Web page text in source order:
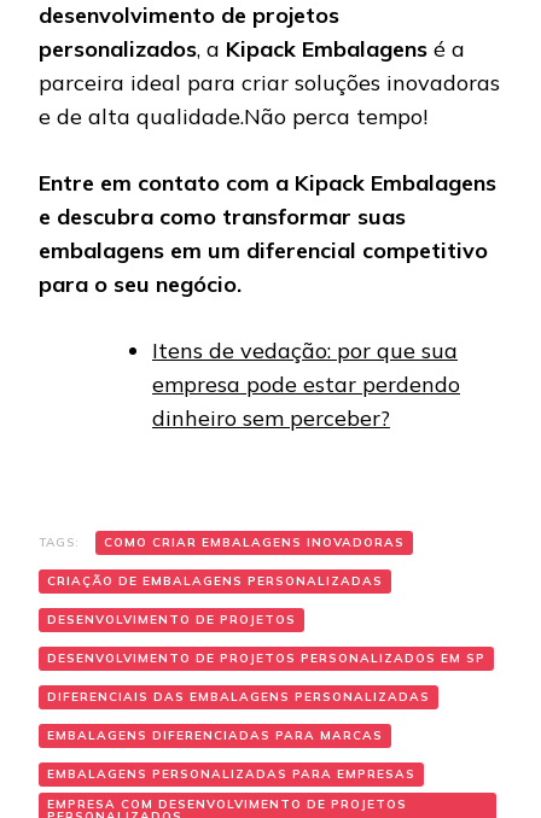
desenvolvimento de projetos
personalizados, a Kipack Embalagens é a
parceira ideal para criar soluções inovadoras
e de alta qualidade.Não perca tempo!
Entre em contato com a Kipack Embalagens
e descubra como transformar suas
embalagens em um diferencial competitivo
para o seu negócio.
Itens de vedação: por que sua
empresa pode estar perdendo
dinheiro sem perceber?
TAGS: COMO CRIAR EMBALAGENS INOVADORAS
CRIAÇÃO DE EMBALAGENS PERSONALIZADAS
DESENVOLVIMENTO DE PROJETOS
DESENVOLVIMENTO DE PROJETOS PERSONALIZADOS EM SP
DIFERENCIAIS DAS EMBALAGENS PERSONALIZADAS
EMBALAGENS DIFERENCIADAS PARA MARCAS
EMBALAGENS PERSONALIZADAS PARA EMPRESAS
EMPRESA COM DESENVOLVIMENTO DE PROJETOS